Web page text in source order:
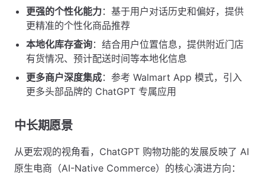
更强的个性化能力：基于用户对话历史和偏好，提供
更精准的个性化商品推荐
本地化库存查询：结合用户位置信息，提供附近门店
有货情况、预计配送时间等本地化信息
更多商户深度集成：参考 Walmart App 模式，引入
更多头部品牌的 ChatGPT 专属应用
中长期愿景
从更宏观的视角看，ChatGPT 购物功能的发展反映了 AI
原生电商（AI-Native Commerce）的核心演进方向：